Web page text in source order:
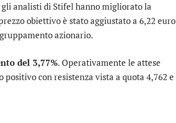
gli analisti di Stifelhanno migliorato la
obiettivo è stato aggiustato a 6,22 euro
azionario.
del 3,77%. Operativamente le attese
con resistenza vista a quota 4,762 e